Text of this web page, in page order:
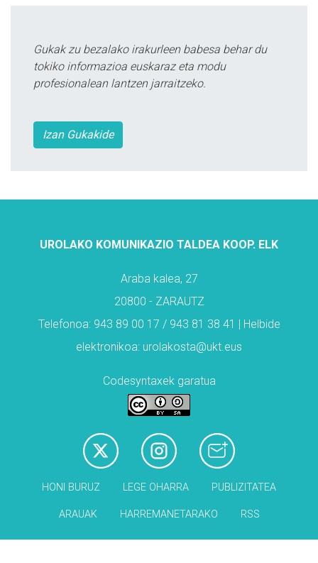
Gukak zu bezalako irakurleen babesa behar du
tokiko informazioa euskaraz eta modu
profesionalean lantzen jarraitzeko.
Izan Gukakide
UROLAKO KOMUNIKAZIO TALDEA KOOP. ELK
Araba kalea, 27
20800 - ZARAUTZ
Telefonoa: 943 89 00 17 / 943 81 38 41 | Helbide
elektronikoa: urolakosta@ukt.eus
Codesyntaxek garatua
HONI BURUZ LEGE OHARRA PUBLIZITATEA
ARAUAK HARREMANETARAKO RSS